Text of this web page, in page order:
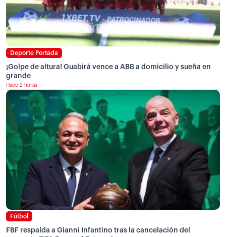
Deporte Portada
¡Golpe de altura! Guabirá vence a ABB a domicilio y sueña en
grande
Hace 2 horas
Fútbol
FBF respalda a Gianni Infantino tras la cancelación del